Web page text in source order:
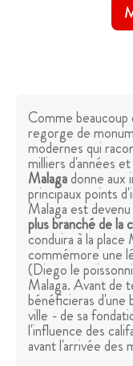
Comme beaucoup
regorge de
modernes qui
milliers d'années
Malagadonne aux
principaux points
Malaga est
plus branché de
conduira à la place
commémore une
(Diego le
Malaga. Avant de
bénéficieras d'une
ville - de sa
l'influence des
avant l'arrivée des